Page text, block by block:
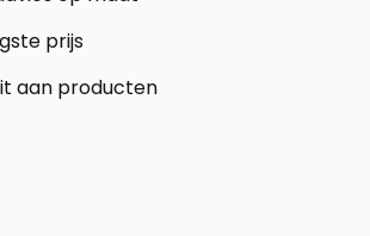
prijs
aan producten